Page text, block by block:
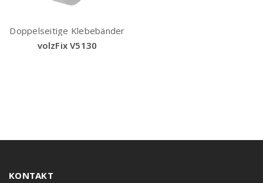
Doppelseitige Klebebänder
volzFix V5130
KONTAKT